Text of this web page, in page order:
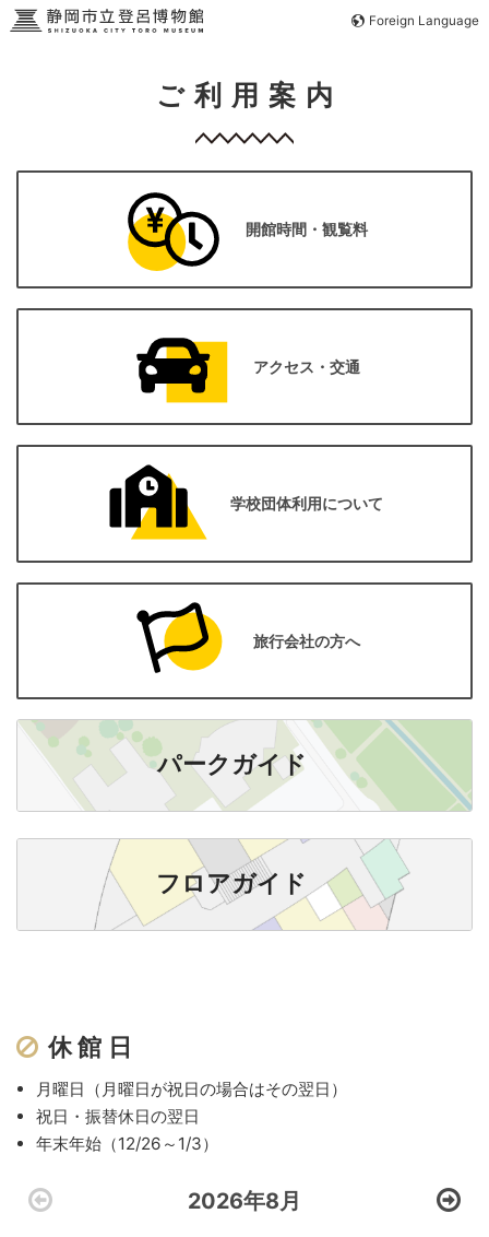
Foreign Language
ご利用案内
開館時間・観覧料
アクセス・交通
学校団体利用について
旅行会社の方へ
パークガイド
フロアガイド
休館日
月曜日（月曜日が祝日の場合はその翌日）
祝日・振替休日の翌日
年末年始（12/26～1/3）
2026年8月